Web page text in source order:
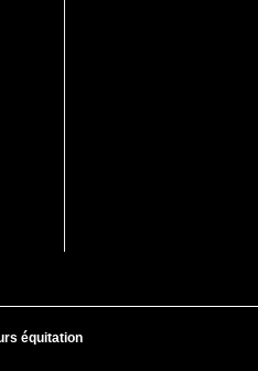
équitation